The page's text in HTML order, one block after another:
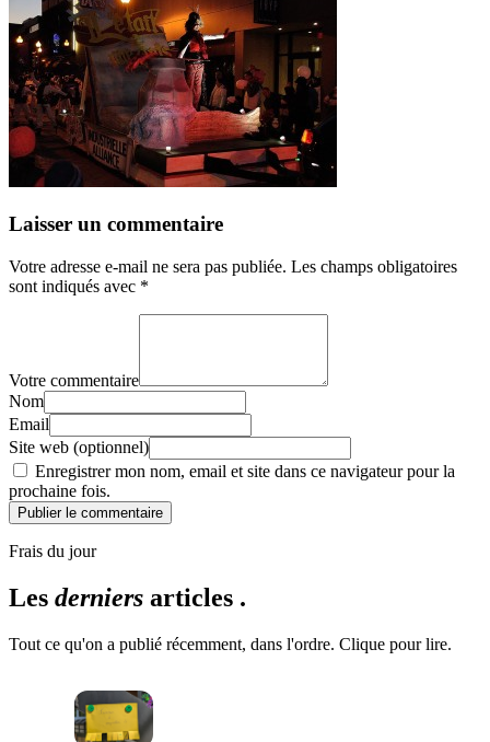
Laisser un commentaire
Votre adresse e-mail ne sera pas publiée. Les champs obligatoires
sont indiqués avec *
Votre commentaire
Nom
Email
Site web (optionnel)
Enregistrer mon nom, email et site dans ce navigateur pour la
prochaine fois.
Publier le commentaire
Frais du jour
Les derniers articles .
Tout ce qu'on a publié récemment, dans l'ordre. Clique pour lire.